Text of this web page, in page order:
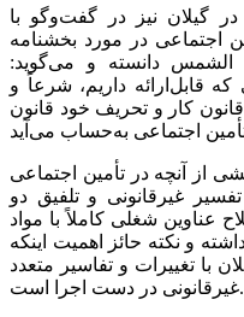
گیلان نیز در گفت‌وگو با
اجتماعی در مورد بخشنامه
الشمس دانسته و می‌گوید:
قابل‌ارائه داریم، شرعاً و
کار و تحریف خود قانون
از آنچه در تأمین اجتماعی
غیرقانونی و تلفیق دو
عناوین شغلی کاملاً با مواد
داشته و نکته حائز اهمیت اینکه
با تغییرات و تفاسیر متعدد
غیرقانونی در دست اجرا است.